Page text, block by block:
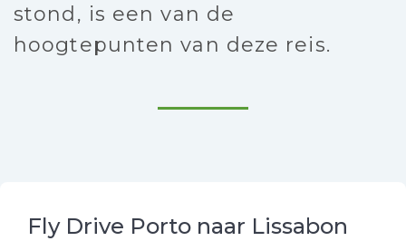
stond, is een van de
hoogtepunten van deze reis.
Fly Drive Porto naar Lissabon